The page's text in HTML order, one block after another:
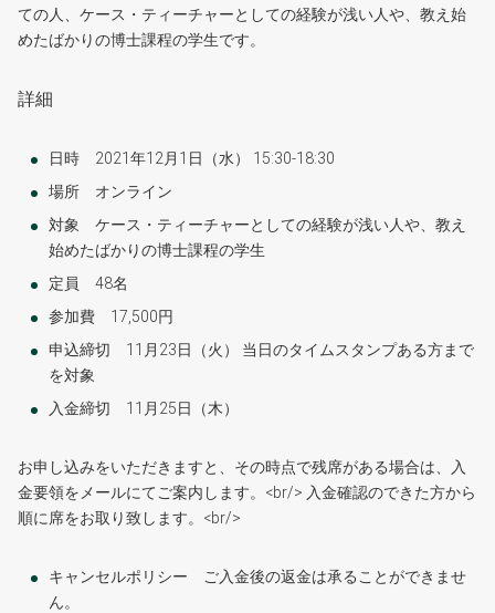
ての人、ケース・ティーチャーとしての経験が浅い人や、教え始
めたばかりの博士課程の学生です。
詳細
日時 2021年12月1日（水） 15:30-18:30
場所 オンライン
対象 ケース・ティーチャーとしての経験が浅い人や、教え
始めたばかりの博士課程の学生
定員 48名
参加費 17,500円
申込締切 11月23日（火） 当日のタイムスタンプある方まで
を対象
入金締切 11月25日（木）
お申し込みをいただきますと、その時点で残席がある場合は、入
金要領をメールにてご案内します。<br/> 入金確認のできた方から
順に席をお取り致します。<br/>
キャンセルポリシー ご入金後の返金は承ることができませ
ん。